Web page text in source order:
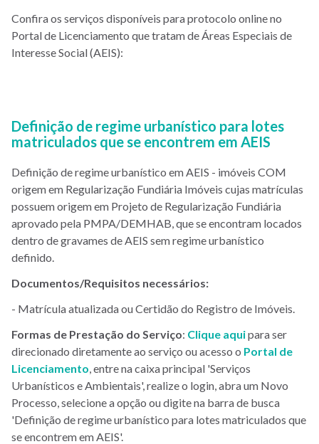
Confira os serviços disponíveis para protocolo online no
Portal de Licenciamento que tratam de Áreas Especiais de
Interesse Social (AEIS):
Definição de regime urbanístico para lotes
matriculados que se encontrem em AEIS
Definição de regime urbanístico em AEIS - imóveis COM
origem em Regularização Fundiária Imóveis cujas matrículas
possuem origem em Projeto de Regularização Fundiária
aprovado pela PMPA/DEMHAB, que se encontram locados
dentro de gravames de AEIS sem regime urbanístico
definido.
Documentos/Requisitos necessários:
- Matrícula atualizada ou Certidão do Registro de Imóveis.
Formas de Prestação do Serviço: Clique aquipara ser
direcionado diretamente ao serviço ou acesso o Portal de
Licenciamento, entre na caixa principal 'Serviços
Urbanísticos e Ambientais', realize o login, abra um Novo
Processo, selecione a opção ou digite na barra de busca
'Definição de regime urbanístico para lotes matriculados que
se encontrem em AEIS'.